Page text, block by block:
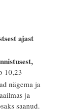
ajast
10,23
nägema ja
ja
saanud.